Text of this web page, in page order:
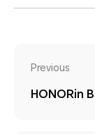
Previous
HONORin